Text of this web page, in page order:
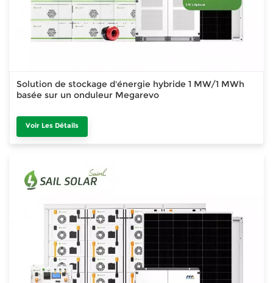
Solution de stockage d'énergie hybride 1 MW/1 MWh
basée sur un onduleur Megarevo
Voir Les Détails